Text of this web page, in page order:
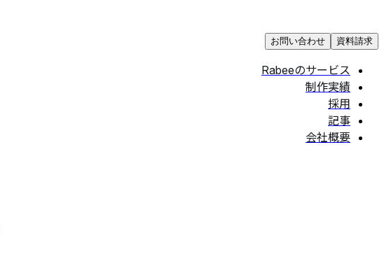
資料請求
お問い合わせ
Rabeeのサービス
制作実績
採用
記事
会社概要